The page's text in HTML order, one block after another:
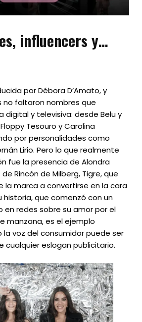
influencers y…
por Débora D’Amato, y
no faltaron nombres que
digital y televisiva: desde Belu y
Tesouro y Carolina
por personalidades como
Lirio. Pero lo que realmente
fue la presencia de Alondra
Rincón de Milberg, Tigre, que
la marca a convertirse en la cara
historia, que comenzó con un
en redes sobre su amor por el
manzana, es el ejemplo
voz del consumidor puede ser
cualquier eslogan publicitario.